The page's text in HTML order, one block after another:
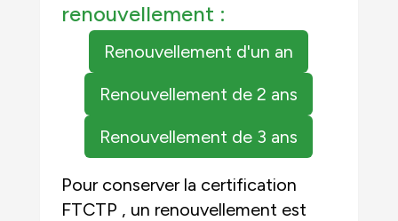
renouvellement :
Renouvellement d'un an
Renouvellement de 2 ans
Renouvellement de 3 ans
Pour conserver la certification
FTCTP , un renouvellement est